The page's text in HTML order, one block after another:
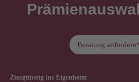
Beratung
Zinsgünstig ins Eigenheim